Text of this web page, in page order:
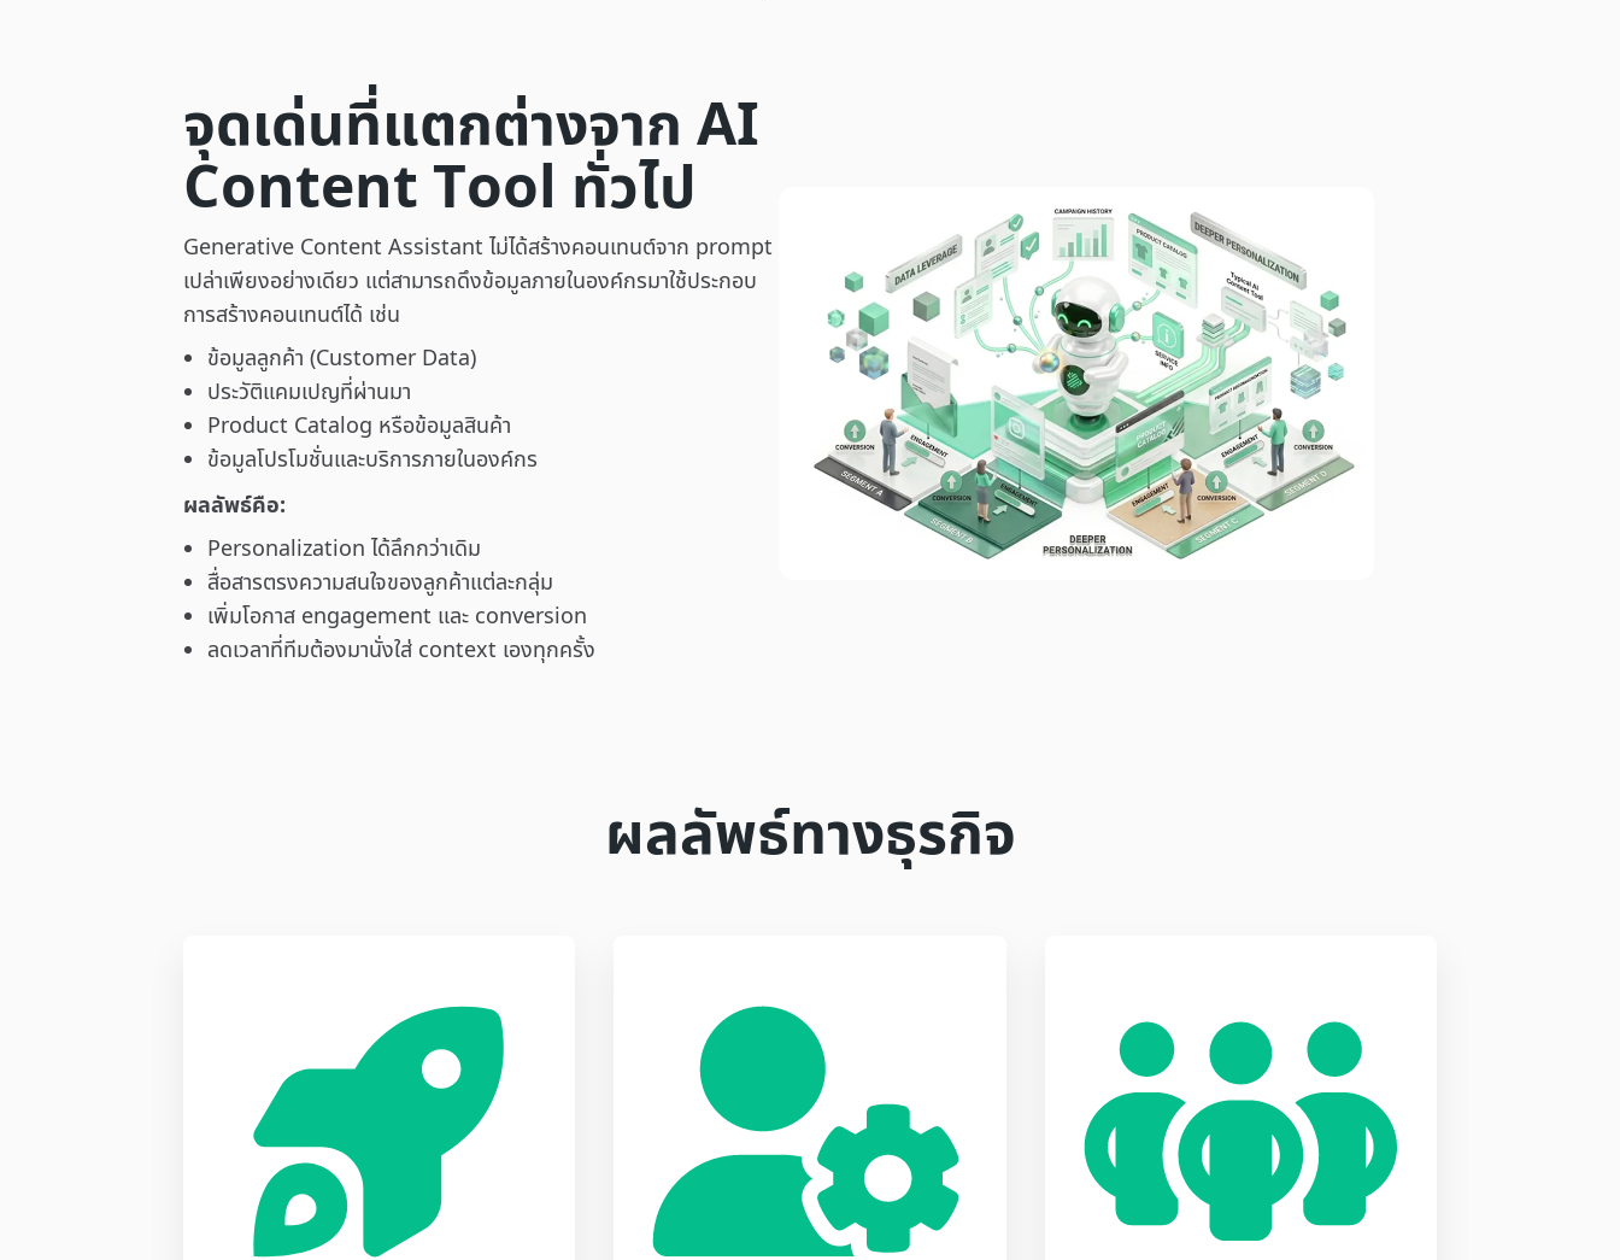
จุดเด่นที่แตกต่างจาก AI
Content Tool ทั่วไป
Generative Content Assistant ไม่ได้สร้างคอนเทนต์จาก prompt
เปล่าเพียงอย่างเดียว แต่สามารถดึงข้อมูลภายในองค์กรมาใช้ประกอบ
การสร้างคอนเทนต์ได้ เช่น
ข้อมูลลูกค้า (Customer Data)
ประวัติแคมเปญที่ผ่านมา
Product Catalog หรือข้อมูลสินค้า
ข้อมูลโปรโมชั่นและบริการภายในองค์กร
ผลลัพธ์คือ:
Personalization ได้ลึกกว่าเดิม
สื่อสารตรงความสนใจของลูกค้าแต่ละกลุ่ม
เพิ่มโอกาส engagement และ conversion
ลดเวลาที่ทีมต้องมานั่งใส่ context เองทุกครั้ง
ผลลัพธ์ทางธุรกิจ